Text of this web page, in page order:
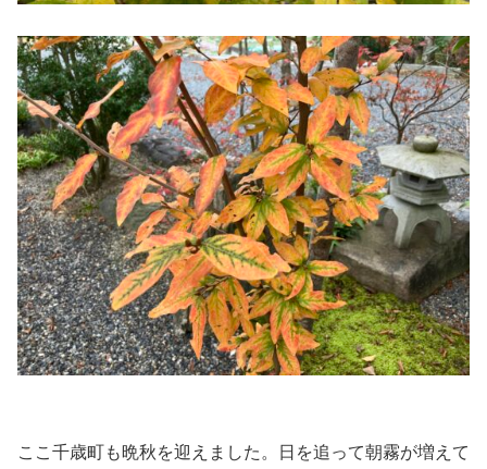
ここ千歳町も晩秋を迎えました。日を追って朝霧が増えて